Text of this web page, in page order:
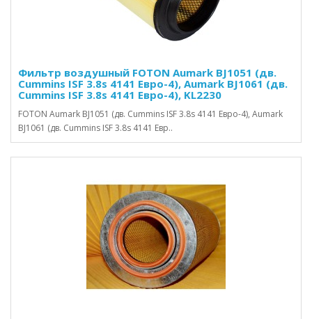
Фильтр воздушный FOTON Aumark BJ1051 (дв.
Cummins ISF 3.8s 4141 Евро-4), Aumark BJ1061 (дв.
Cummins ISF 3.8s 4141 Евро-4), KL2230
FOTON Aumark BJ1051 (дв. Cummins ISF 3.8s 4141 Евро-4), Aumark
BJ1061 (дв. Cummins ISF 3.8s 4141 Евр..